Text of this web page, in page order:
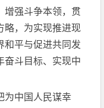
增强斗争本领，贯
略，为实现推进现
和平与促进共同发
奋斗目标、实现中
为中国人民谋幸